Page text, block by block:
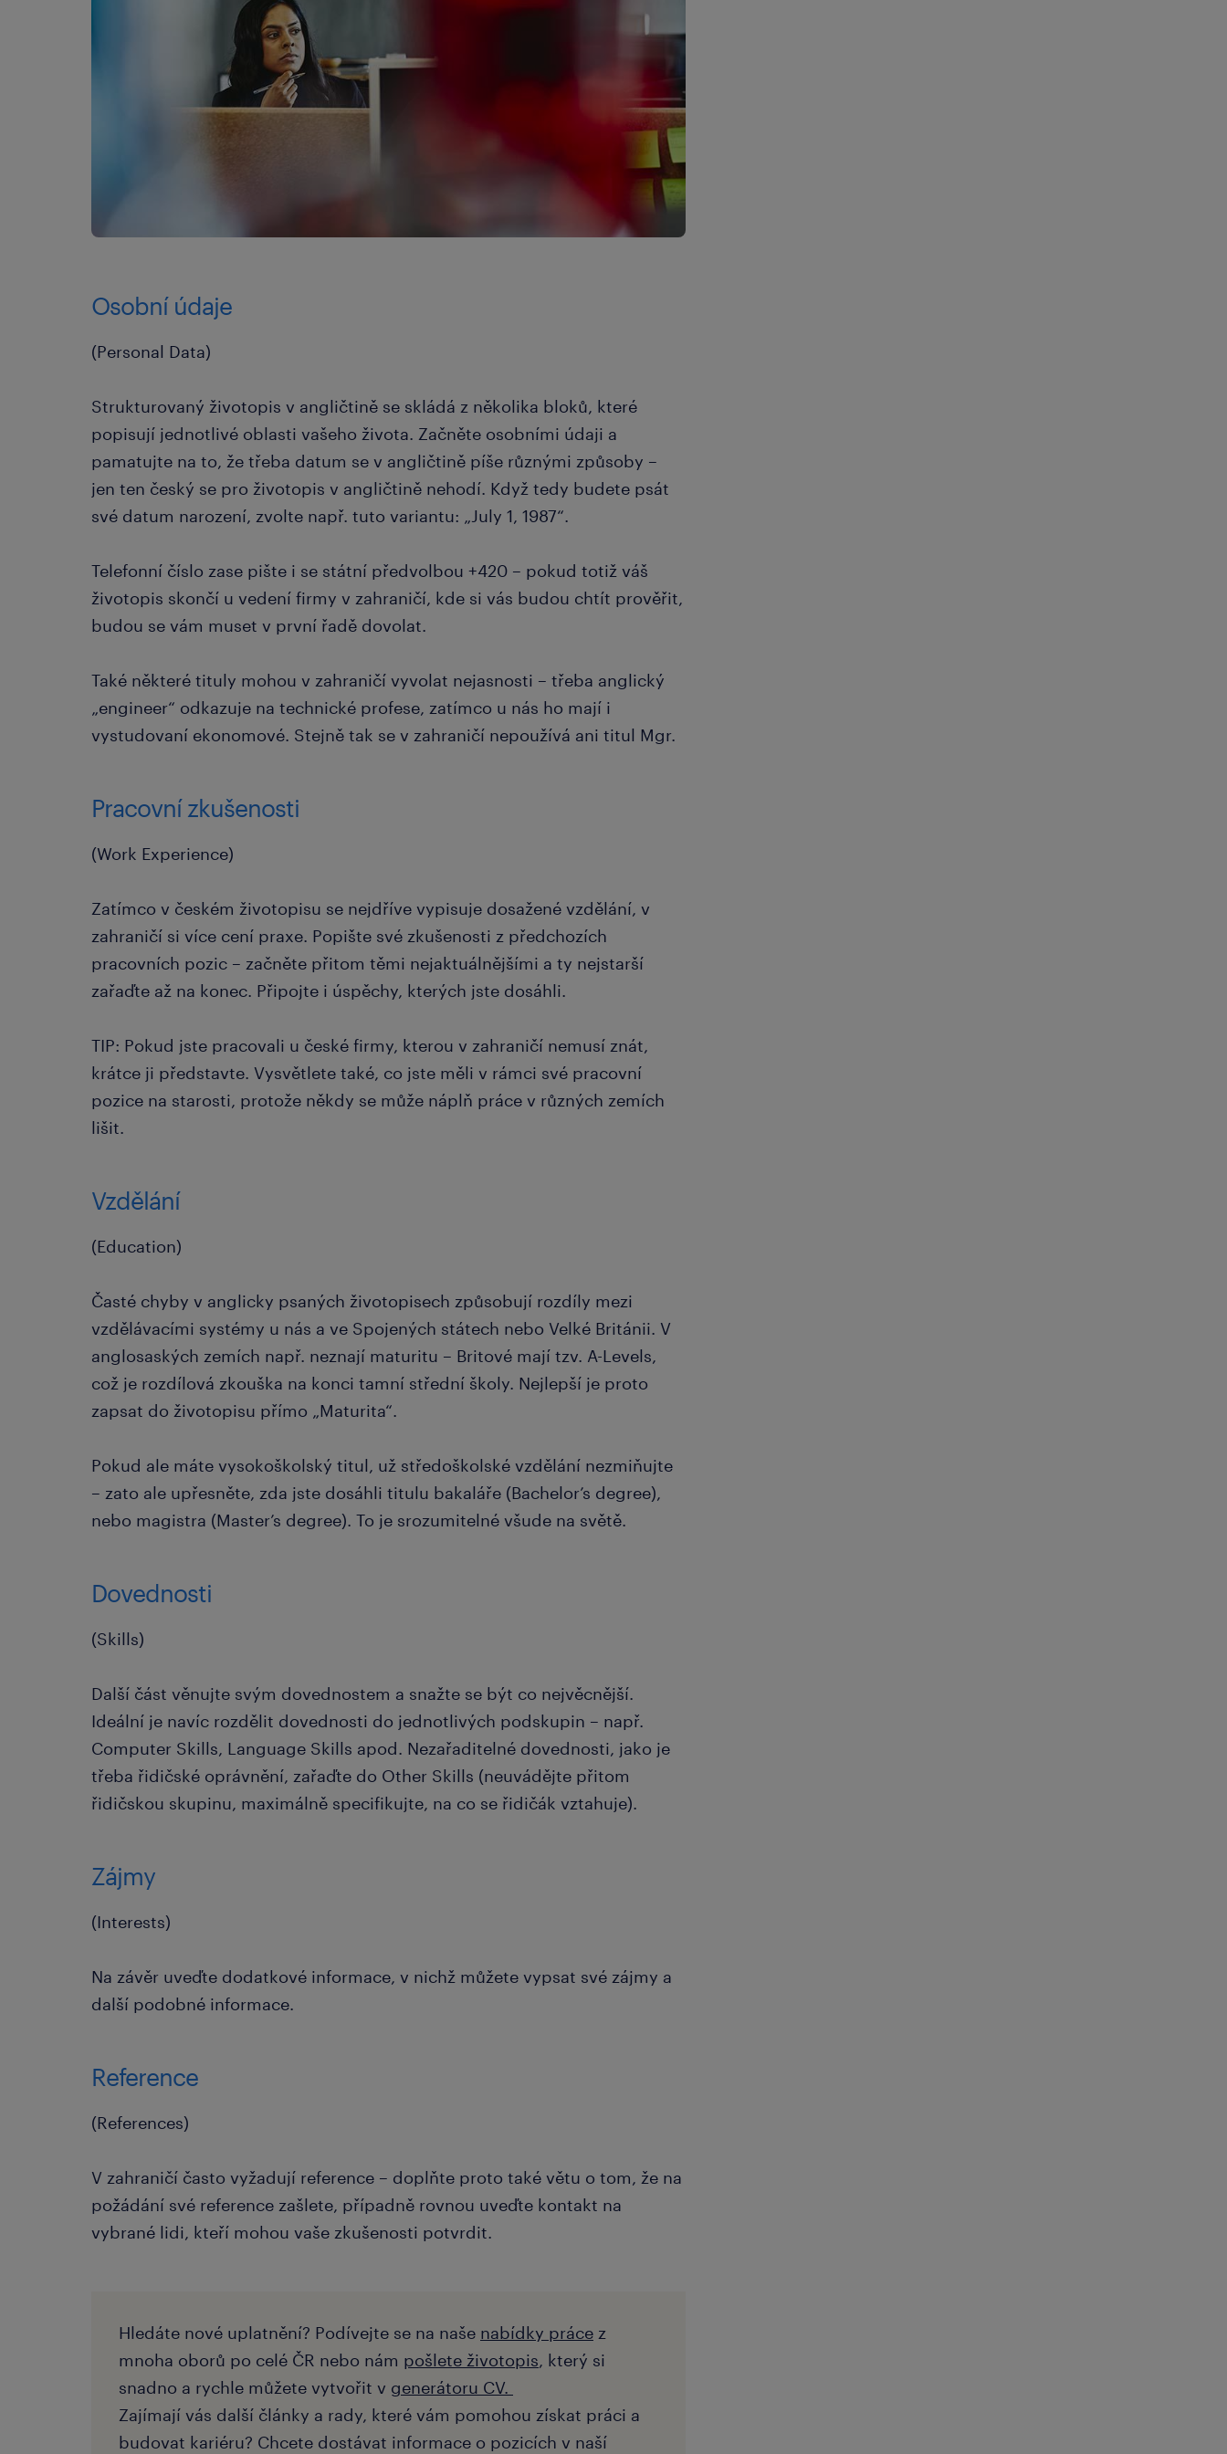
Osobní údaje
(Personal Data)
Strukturovaný životopis v angličtině se skládá z několika bloků, které
popisují jednotlivé oblasti vašeho života. Začněte osobními údaji a
pamatujte na to, že třeba datum se v angličtině píše různými způsoby –
jen ten český se pro životopis v angličtině nehodí. Když tedy budete psát
své datum narození, zvolte např. tuto variantu: „July 1, 1987“.
Telefonní číslo zase pište i se státní předvolbou +420 – pokud totiž váš
životopis skončí u vedení firmy v zahraničí, kde si vás budou chtít prověřit,
budou se vám muset v první řadě dovolat.
Také některé tituly mohou v zahraničí vyvolat nejasnosti – třeba anglický
„engineer“ odkazuje na technické profese, zatímco u nás ho mají i
vystudovaní ekonomové. Stejně tak se v zahraničí nepoužívá ani titul Mgr.
Pracovní zkušenosti
(Work Experience)
Zatímco v českém životopisu se nejdříve vypisuje dosažené vzdělání, v
zahraničí si více cení praxe. Popište své zkušenosti z předchozích
pracovních pozic – začněte přitom těmi nejaktuálnějšími a ty nejstarší
zařaďte až na konec. Připojte i úspěchy, kterých jste dosáhli.
TIP: Pokud jste pracovali u české firmy, kterou v zahraničí nemusí znát,
krátce ji představte. Vysvětlete také, co jste měli v rámci své pracovní
pozice na starosti, protože někdy se může náplň práce v různých zemích
lišit.
Vzdělání
(Education)
Časté chyby v anglicky psaných životopisech způsobují rozdíly mezi
vzdělávacími systémy u nás a ve Spojených státech nebo Velké Británii. V
anglosaských zemích např. neznají maturitu – Britové mají tzv. A-Levels,
což je rozdílová zkouška na konci tamní střední školy. Nejlepší je proto
zapsat do životopisu přímo „Maturita“.
Pokud ale máte vysokoškolský titul, už středoškolské vzdělání nezmiňujte
– zato ale upřesněte, zda jste dosáhli titulu bakaláře (Bachelor’s degree),
nebo magistra (Master’s degree). To je srozumitelné všude na světě.
Dovednosti
(Skills)
Další část věnujte svým dovednostem a snažte se být co nejvěcnější.
Ideální je navíc rozdělit dovednosti do jednotlivých podskupin – např.
Computer Skills, Language Skills apod. Nezařaditelné dovednosti, jako je
třeba řidičské oprávnění, zařaďte do Other Skills (neuvádějte přitom
řidičskou skupinu, maximálně specifikujte, na co se řidičák vztahuje).
Zájmy
(Interests)
Na závěr uveďte dodatkové informace, v nichž můžete vypsat své zájmy a
další podobné informace.
Reference
(References)
V zahraničí často vyžadují reference – doplňte proto také větu o tom, že na
požádání své reference zašlete, případně rovnou uveďte kontakt na
vybrané lidi, kteří mohou vaše zkušenosti potvrdit.
Hledáte nové uplatnění? Podívejte se na naše nabídky práce z
mnoha oborů po celé ČR nebo nám pošlete životopis, který si
snadno a rychle můžete vytvořit v generátoru CV.
Zajímají vás další články a rady, které vám pomohou získat práci a
budovat kariéru? Chcete dostávat informace o pozicích v naší